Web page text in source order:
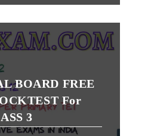
BOARD FREE
For
3